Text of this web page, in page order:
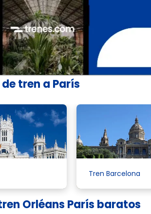
tren a París
Tren Barcelona
Orléans París baratos